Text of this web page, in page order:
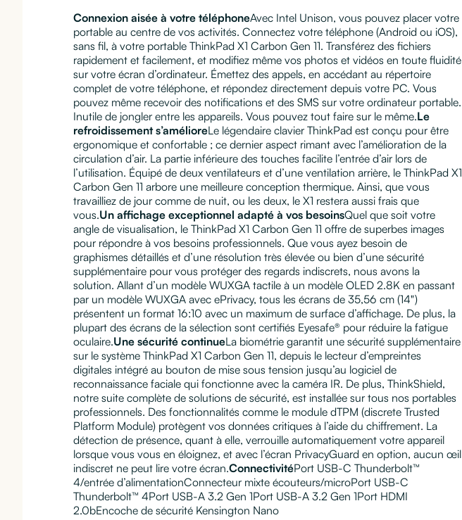
Connexion aisée à votre téléphoneAvec Intel Unison, vous pouvez placer votre
portable au centre de vos activités. Connectez votre téléphone (Android ou iOS),
sans fil, à votre portable ThinkPad X1 Carbon Gen 11. Transférez des fichiers
rapidement et facilement, et modifiez même vos photos et vidéos en toute fluidité
sur votre écran d’ordinateur. Émettez des appels, en accédant au répertoire
complet de votre téléphone, et répondez directement depuis votre PC. Vous
pouvez même recevoir des notifications et des SMS sur votre ordinateur portable.
Inutile de jongler entre les appareils. Vous pouvez tout faire sur le même.Le
refroidissement s’amélioreLe légendaire clavier ThinkPad est conçu pour être
ergonomique et confortable ; ce dernier aspect rimant avec l’amélioration de la
circulation d’air. La partie inférieure des touches facilite l’entrée d’air lors de
l’utilisation. Équipé de deux ventilateurs et d’une ventilation arrière, le ThinkPad X1
Carbon Gen 11 arbore une meilleure conception thermique. Ainsi, que vous
travailliez de jour comme de nuit, ou les deux, le X1 restera aussi frais que
vous.Un affichage exceptionnel adapté à vos besoinsQuel que soit votre
angle de visualisation, le ThinkPad X1 Carbon Gen 11 offre de superbes images
pour répondre à vos besoins professionnels. Que vous ayez besoin de
graphismes détaillés et d’une résolution très élevée ou bien d’une sécurité
supplémentaire pour vous protéger des regards indiscrets, nous avons la
solution. Allant d’un modèle WUXGA tactile à un modèle OLED 2.8K en passant
par un modèle WUXGA avec ePrivacy, tous les écrans de 35,56 cm (14")
présentent un format 16:10 avec un maximum de surface d’affichage. De plus, la
plupart des écrans de la sélection sont certifiés Eyesafe® pour réduire la fatigue
oculaire.Une sécurité continueLa biométrie garantit une sécurité supplémentaire
sur le système ThinkPad X1 Carbon Gen 11, depuis le lecteur d’empreintes
digitales intégré au bouton de mise sous tension jusqu’au logiciel de
reconnaissance faciale qui fonctionne avec la caméra IR. De plus, ThinkShield,
notre suite complète de solutions de sécurité, est installée sur tous nos portables
professionnels. Des fonctionnalités comme le module dTPM (discrete Trusted
Platform Module) protègent vos données critiques à l’aide du chiffrement. La
détection de présence, quant à elle, verrouille automatiquement votre appareil
lorsque vous vous en éloignez, et avec l’écran PrivacyGuard en option, aucun œil
indiscret ne peut lire votre écran.ConnectivitéPort USB-C Thunderbolt™
4/entrée d’alimentationConnecteur mixte écouteurs/microPort USB-C
Thunderbolt™ 4Port USB-A 3.2 Gen 1Port USB-A 3.2 Gen 1Port HDMI
2.0bEncoche de sécurité Kensington Nano